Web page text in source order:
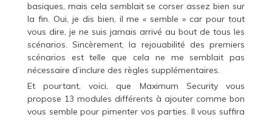
basiques, mais cela semblait se corser assez bien sur
la fin. Oui, je dis bien, il me « semble » car pour tout
vous dire, je ne suis jamais arrivé au bout de tous les
scénarios. Sincèrement, la rejouabilité des premiers
scénarios est telle que cela ne me semblait pas
nécessaire d’inclure des règles supplémentaires.
Et pourtant, voici, que Maximum Security vous
propose 13 modules différents à ajouter comme bon
vous semble pour pimenter vos parties. Il vous suffira